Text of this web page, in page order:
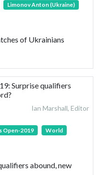
Limonov Anton (Ukraine)
of Ukrainians
Surprise qualifiers
Ian Marshall, Editor
Open-2019
World
abound, new